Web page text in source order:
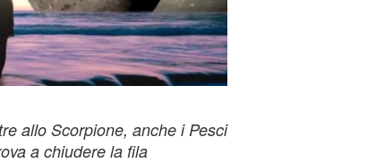
allo Scorpione, anche i Pesci
a chiudere la fila